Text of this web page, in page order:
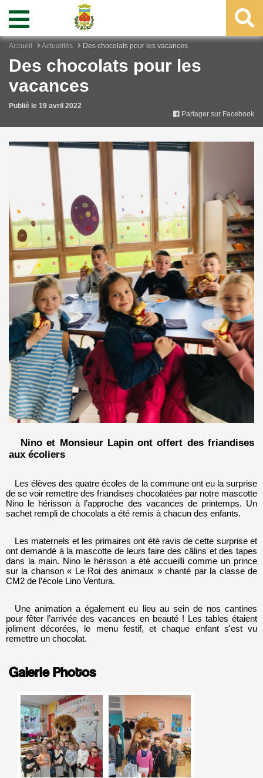
Accueil Actualités Des chocolats pour les vacances
Des chocolats pour les
vacances
Publié le 19 avril 2022
Partager sur Facebook
Nino et Monsieur Lapin ont offert des friandises
aux écoliers
Les élèves des quatre écoles de la commune ont eu la surprise
de se voir remettre des friandises chocolatées par notre mascotte
Nino le hérisson à l’approche des vacances de printemps. Un
sachet rempli de chocolats a été remis à chacun des enfants.
Les maternels et les primaires ont été ravis de cette surprise et
ont demandé à la mascotte de leurs faire des câlins et des tapes
dans la main. Nino le hérisson a été accueilli comme un prince
sur la chanson « Le Roi des animaux » chanté par la classe de
CM2 de l’école Lino Ventura.
Une animation a également eu lieu au sein de nos cantines
pour fêter l’arrivée des vacances en beauté ! Les tables étaient
joliment décorées, le menu festif, et chaque enfant s'est vu
remettre un chocolat.
Galerie Photos